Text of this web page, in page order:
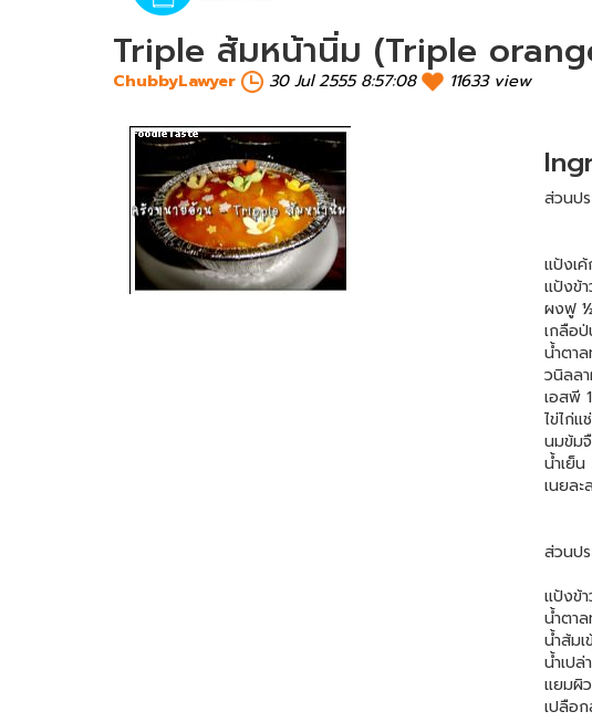
Triple ส้มหน้านิ่ม (Triple
ChubbyLawyer 30 Jul 2555 8:57:08 11633 view
ส่วนป
แป้งเ
แป้งข้
ผงฟู
เกลือ
น้ำตา
วนิลล
เอสพี
ไข่ไก่
นมข้ม
น้ำเย็
เนยล
ส่วนป
แป้งข้
น้ำตา
น้ำส้ม
น้ำเป
แยมผิ
เปลือ